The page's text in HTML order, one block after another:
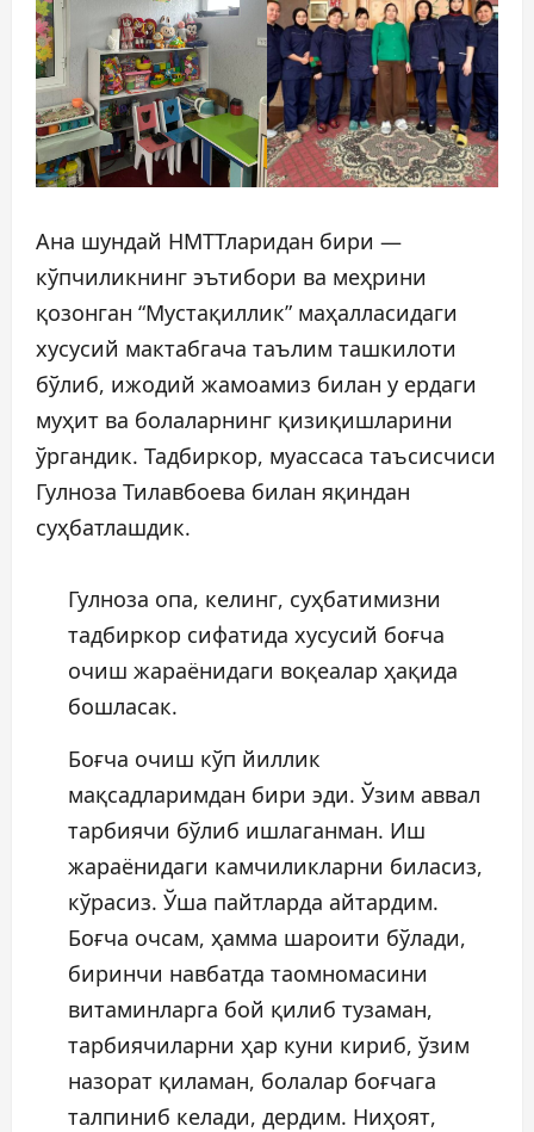
Ана шундай НМТТларидан бири —
кўпчиликнинг эътибори ва меҳрини
қозонган “Мустақиллик” маҳалласидаги
хусусий мактабгача таълим ташкилоти
бўлиб, ижодий жамоамиз билан у ердаги
муҳит ва болаларнинг қизиқишларини
ўргандик. Тадбиркор, муассаса таъсисчиси
Гулноза Тилавбоева билан яқиндан
суҳбатлашдик.
Гулноза опа, келинг, суҳбатимизни
тадбиркор сифатида хусусий боғча
очиш жараёнидаги воқеалар ҳақида
бошласак.
Боғча очиш кўп йиллик
мақсадларимдан бири эди. Ўзим аввал
тарбиячи бўлиб ишлаганман. Иш
жараёнидаги камчиликларни биласиз,
кўрасиз. Ўша пайтларда айтардим.
Боғча очсам, ҳамма шароити бўлади,
биринчи навбатда таомномасини
витаминларга бой қилиб тузаман,
тарбиячиларни ҳар куни кириб, ўзим
назорат қиламан, болалар боғчага
талпиниб келади, дердим. Ниҳоят,